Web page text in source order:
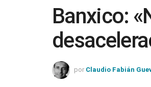
Banxico:
por Claudio Fabián